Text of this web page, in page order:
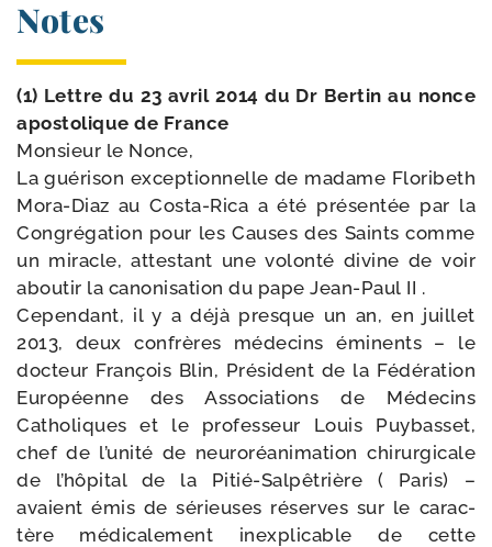
Notes
(1) Lettre du 23 avril 2014 du Dr Bertin au nonce
apos­to­lique de France
Monsieur le Nonce,
La gué­ri­son excep­tion­nelle de madame Floribeth
Mora-​Diaz au Costa-​Rica a été pré­sen­tée par la
Congrégation pour les Causes des Saints comme
un miracle, attes­tant une volon­té divine de voir
abou­tir la cano­ni­sa­tion du pape Jean-​Paul II .
Cependant, il y a déjà presque un an, en juillet
2013, deux confrères méde­cins émi­nents – le
doc­teur François Blin, Président de la Fédération
Européenne des Associations de Médecins
Catholiques et le pro­fes­seur Louis Puybasset,
chef de l’unité de neu­ro­réa­ni­ma­tion chi­rur­gi­cale
de l’hôpital de la Pitié-​Salpêtrière ( Paris) –
avaient émis de sérieuses réserves sur le carac­
tère médi­ca­le­ment inex­pli­cable de cette